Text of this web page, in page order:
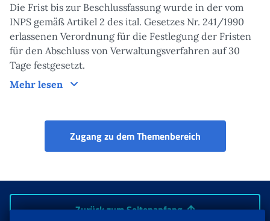
Die Frist bis zur Beschlussfassung wurde in der vom
INPS gemäß Artikel 2 des ital. Gesetzes Nr. 241/1990
erlassenen Verordnung für die Festlegung der Fristen
für den Abschluss von Verwaltungsverfahren auf 30
Tage festgesetzt.
Mehr lesen
Bearbeitungszeiten der Maßnahme
Zugang zu dem Themenbereich
Zurück zum Seitenanfang